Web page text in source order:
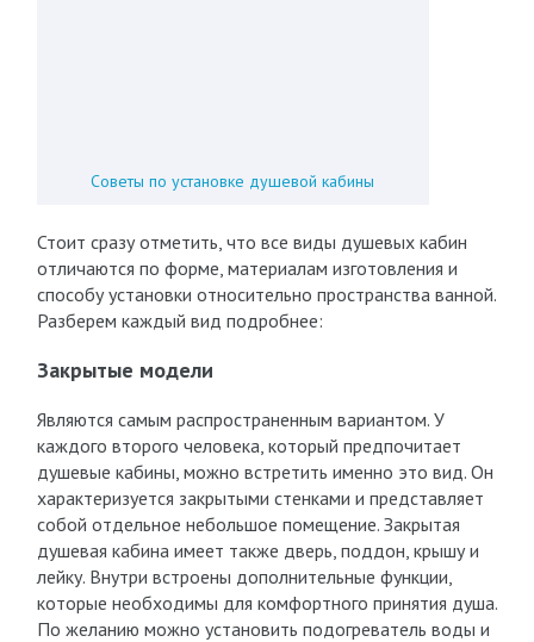
Советы по установке душевой кабины
Стоит сразу отметить, что все виды душевых кабин
отличаются по форме, материалам изготовления и
способу установки относительно пространства ванной.
Разберем каждый вид подробнее:
Закрытые модели
Являются самым распространенным вариантом. У
каждого второго человека, который предпочитает
душевые кабины, можно встретить именно это вид. Он
характеризуется закрытыми стенками и представляет
собой отдельное небольшое помещение. Закрытая
душевая кабина имеет также дверь, поддон, крышу и
лейку. Внутри встроены дополнительные функции,
которые необходимы для комфортного принятия душа.
По желанию можно установить подогреватель воды и